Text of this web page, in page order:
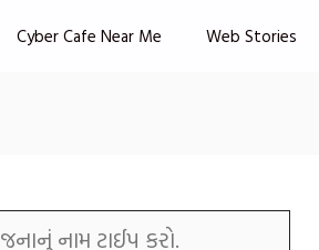
Cyber Cafe Near Me Web Stories